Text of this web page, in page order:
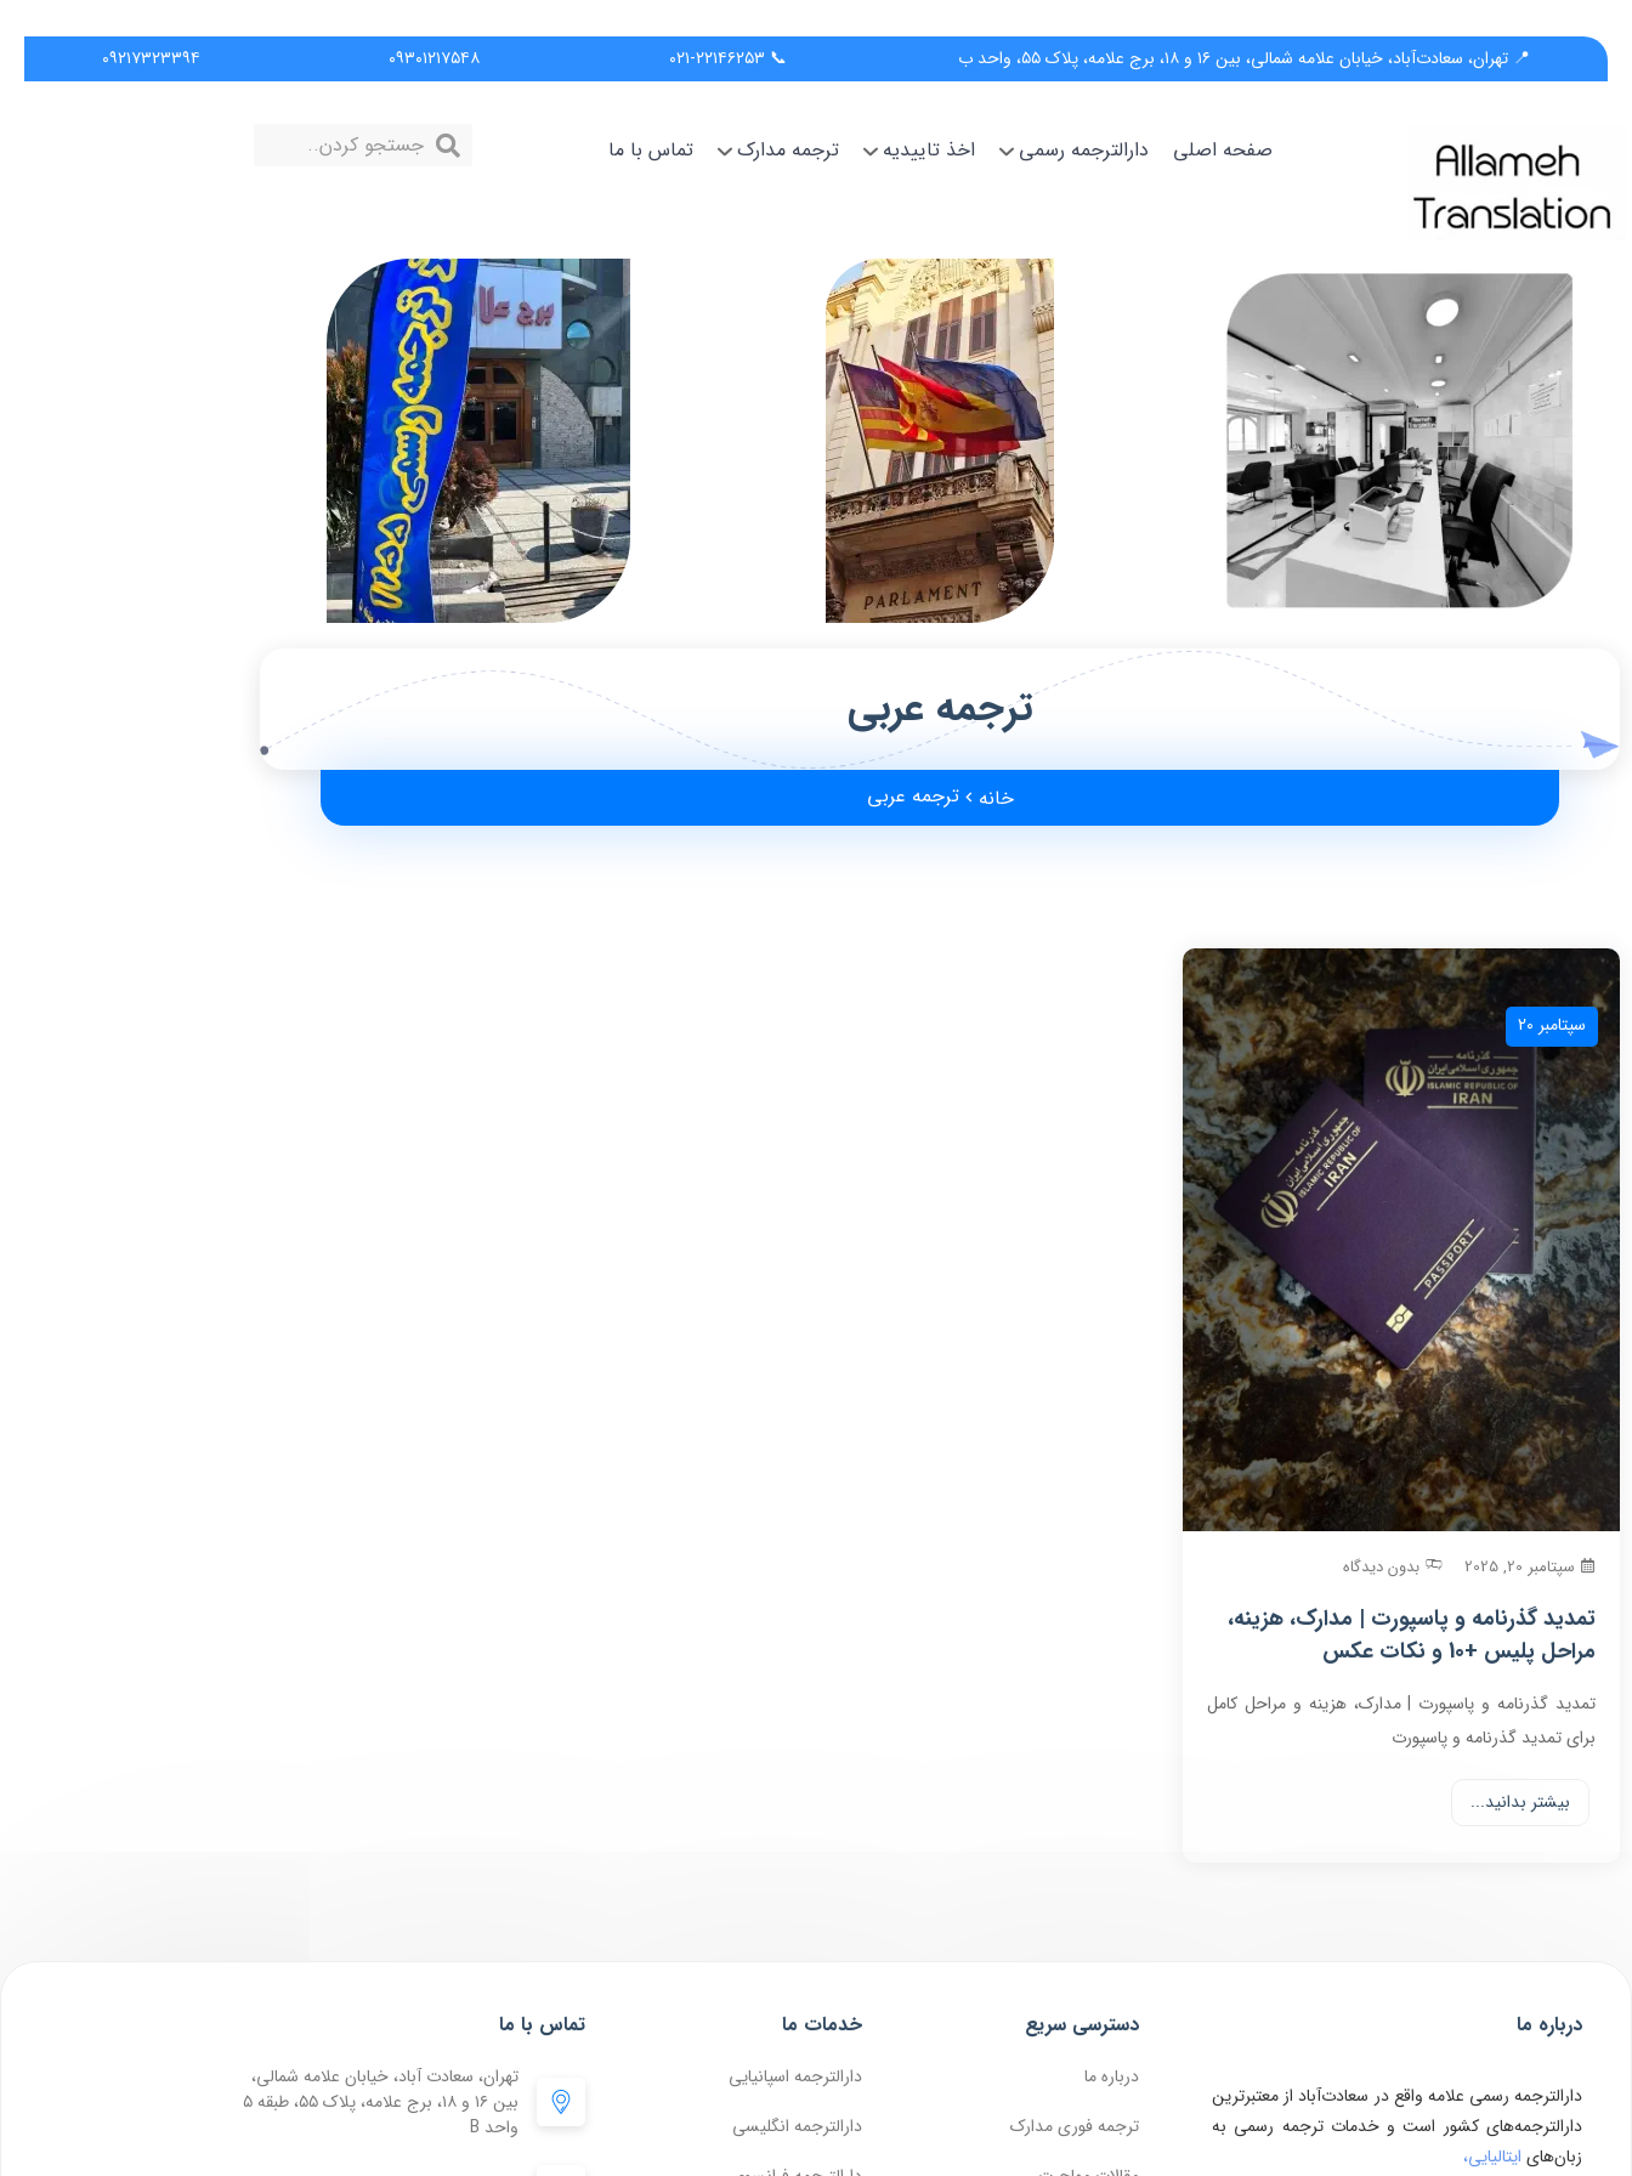
📍 تهران، سعادت‌آباد، خیابان علامه شمالی، بین ۱۶ و ۱۸، برج علامه، پلاک ۵۵، واحد ب 📞 ۰۲۱-۲۲۱۴۶۲۵۳ ۰۹۳۰۱۲۱۷۵۴۸ ۰۹۲۱۷۳۲۳۳۹۴
صفحه اصلی دارالترجمه رسمی اخذ تاییدیه ترجمه مدارک تماس با ما
ترجمه عربی
خانه ترجمه عربی
سپتامبر 20
سپتامبر 20, 2025 بدون دیدگاه
تمدید گذرنامه و پاسپورت | مدارک، هزینه،
مراحل پلیس +10 و نکات عکس
تمدید گذرنامه و پاسپورت | مدارک، هزینه و مراحل کامل
برای تمدید گذرنامه و پاسپورت
بیشتر بدانید...
درباره ما
دارالترجمه رسمی علامه واقع در سعادت‌آباد از معتبرترین
دارالترجمه‌های کشور است و خدمات ترجمه رسمی به
زبان‌های ایتالیایی،
دسترسی سریع
درباره ما
ترجمه فوری مدارک
خدمات ما
دارالترجمه اسپانیایی
دارالترجمه انگلیسی
تماس با ما
تهران، سعادت آباد، خیابان علامه شمالی،
بین ۱۶ و ۱۸، برج علامه، پلاک ۵۵، طبقه ۵
واحد B